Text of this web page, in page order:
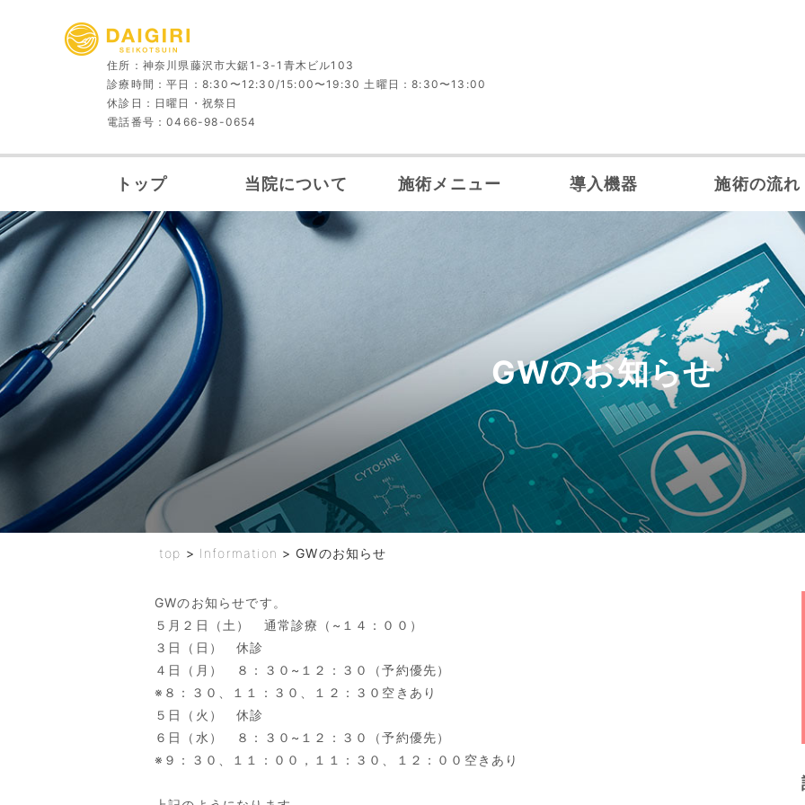
住所：神奈川県藤沢市大鋸1-3-1青木ビル103
診療時間：平日：8:30〜12:30/15:00〜19:30 土曜日：8:30〜13:00
休診日：日曜日・祝祭日
電話番号：0466-98-0654
トップ 当院について 施術メニュー 導入機器 施術の流れ
GWのお知らせ
top > Information > GWのお知らせ
GWのお知らせです。
５月２日（土） 通常診療（~１４：００）
３日（日） 休診
４日（月） ８：３０~１２：３０（予約優先）
※８：３０、１１：３０、１２：３０空きあり
５日（火） 休診
６日（水） ８：３０~１２：３０（予約優先）
※９：３０、１１：００，１１：３０、１２：００空きあり